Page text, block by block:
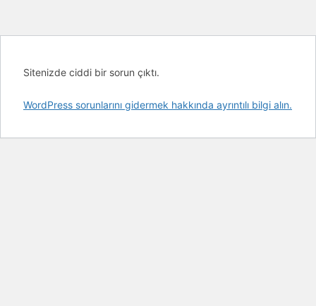
Sitenizde ciddi bir sorun çıktı.
WordPress sorunlarını gidermek hakkında ayrıntılı bilgi alın.